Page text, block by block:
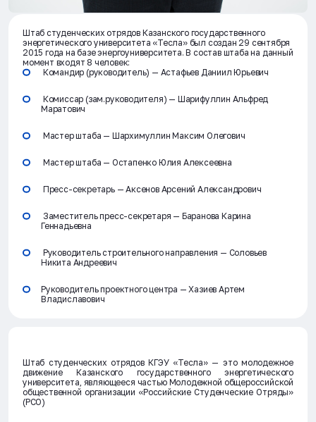
Штаб студенческих отрядов Казанского государственного
энергетического университета «Тесла» был создан 29 сентября
2015 года на базе энергоуниверситета. В состав штаба на данный
момент входят 8 человек:
Командир (руководитель) — Астафьев Даниил Юрьевич
Комиссар (зам.руководителя) — Шарифуллин Альфред
Маратович
Мастер штаба — Шархимуллин Максим Олегович
Мастер штаба — Остапенко Юлия Алексеевна
Пресс-секретарь — Аксенов Арсений Александрович
Заместитель пресс-секретаря — Баранова Карина
Геннадьевна
Руководитель строительного направления — Соловьев
Никита Андреевич
Руководитель проектного центра — Хазиев Артем
Владиславович
Штаб студенческих отрядов КГЭУ «Тесла» — это молодежное
движение Казанского государственного энергетического
университета, являющееся частью Молодежной общероссийской
общественной организации «Российские Студенческие Отряды»
(РСО)